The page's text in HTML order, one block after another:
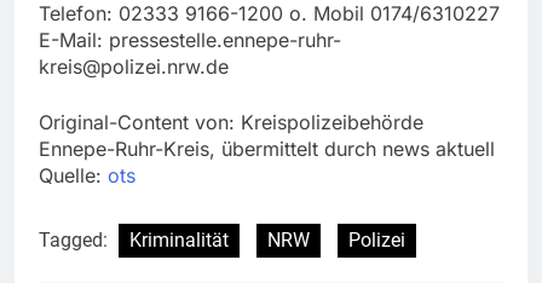
Telefon: 02333 9166-1200 o. Mobil 0174/6310227
E-Mail: pressestelle.ennepe-ruhr-
kreis@polizei.nrw.de
Original-Content von: Kreispolizeibehörde
Ennepe-Ruhr-Kreis, übermittelt durch news aktuell
Quelle: ots
Tagged: Kriminalität NRW Polizei